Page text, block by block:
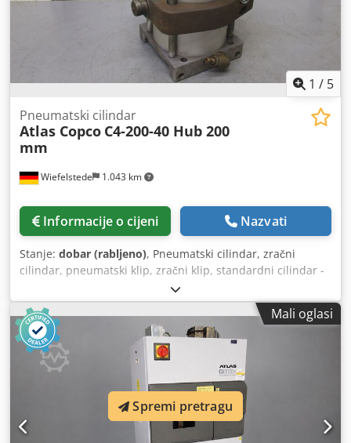
1 / 5
Wiefelstede 1.043 km
Pneumatski cilindar
Atlas Copco C4-200-40 Hub 200
mm
Informacije o cijeni Nazvati
Stanje: dobar (rabljeno), Pneumatski cilindar, zračni
cilindar, pneumatski klip, zračni klip, standardni cilindar -
Proizvođač: Atlas Copco, standardni cilindar tip C4-200-40 -
Hod: 200 mm - Klipnjača: Ø 40 mm Dwodpfxogr E R As
Alyoa - Dimenzije: 330/280/H510 mm - Ukupna težina: 33
kg
Mali oglasi
Spremi pretragu